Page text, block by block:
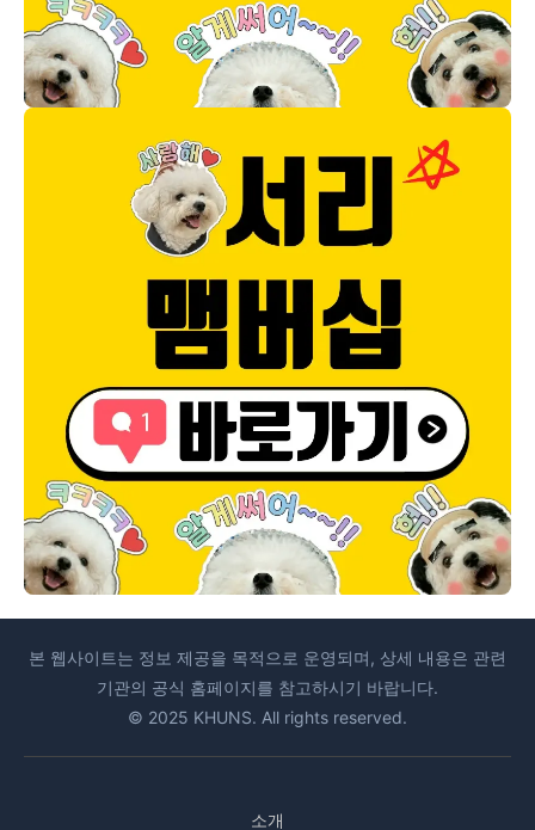
본 웹사이트는 정보 제공을 목적으로 운영되며, 상세 내용은 관련
기관의 공식 홈페이지를 참고하시기 바랍니다.
© 2025 KHUNS. All rights reserved.
소개